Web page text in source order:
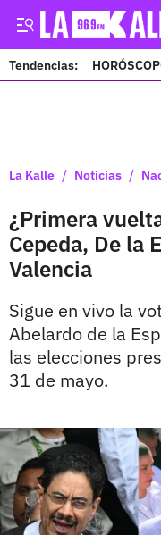
Tendencias:
La Kalle / Noticias /
¿Primera
Cepeda, De la
Valencia
Sigue en vivo la
Abelardo de la
las elecciones
31 de mayo.